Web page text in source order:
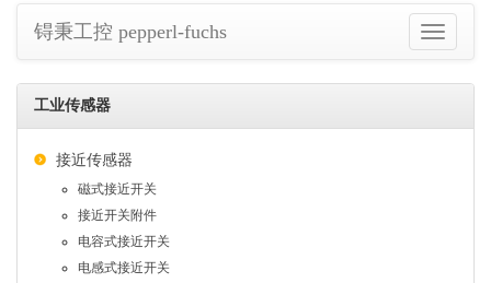
切
换
锝秉工控 pepperl-fuchs
工业传感器
接近传感器
磁式接近开关
接近开关附件
电容式接近开关
电感式接近开关